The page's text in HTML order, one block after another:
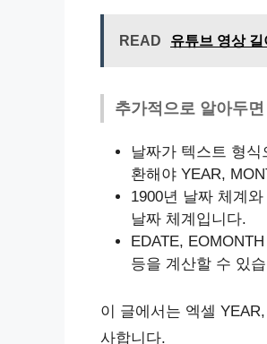
READ 유튜브 영상
추가적으로 알아두면
날짜가 텍스트 형
환해야 YEAR,
1900년 날짜 체계
날짜 체계입니다.
EDATE,
등을 계산할 수 있
이 글에서는 엑셀
사합니다.